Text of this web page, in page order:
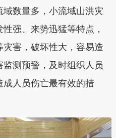
数量多，小流域山洪灾
强、来势迅猛等特点，
害，破坏性大，容易造
测预警，及时组织人员
人员伤亡最有效的措